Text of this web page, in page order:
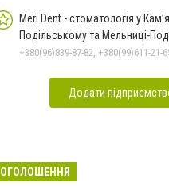
Meri Dent - стоматологія у
Подільському та Мельниці-
+380(96)839-87-82, +380(99)611-21-
Додати
ОГОЛОШЕННЯ